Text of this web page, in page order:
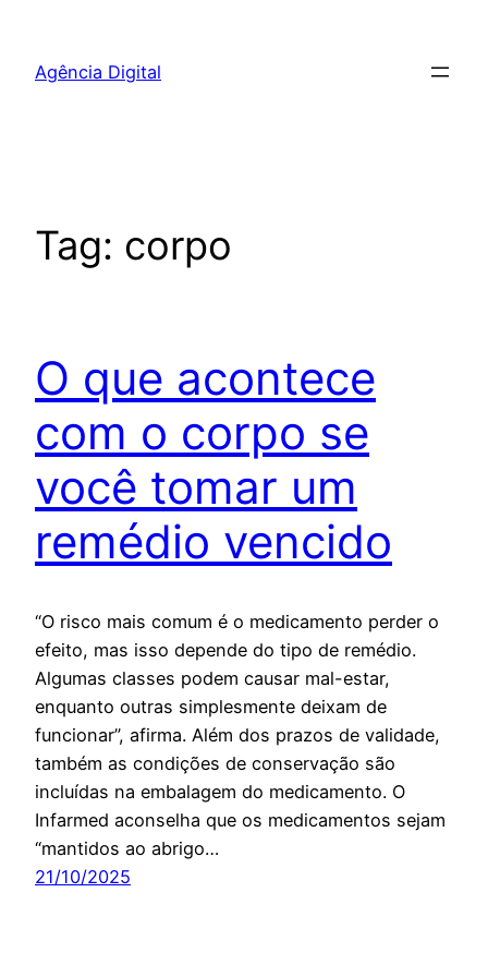
Agência Digital
Tag: corpo
O que acontece
com o corpo se
você tomar um
remédio vencido
“O risco mais comum é o medicamento perder o
efeito, mas isso depende do tipo de remédio.
Algumas classes podem causar mal-estar,
enquanto outras simplesmente deixam de
funcionar”, afirma. Além dos prazos de validade,
também as condições de conservação são
incluídas na embalagem do medicamento. O
Infarmed aconselha que os medicamentos sejam
“mantidos ao abrigo…
21/10/2025